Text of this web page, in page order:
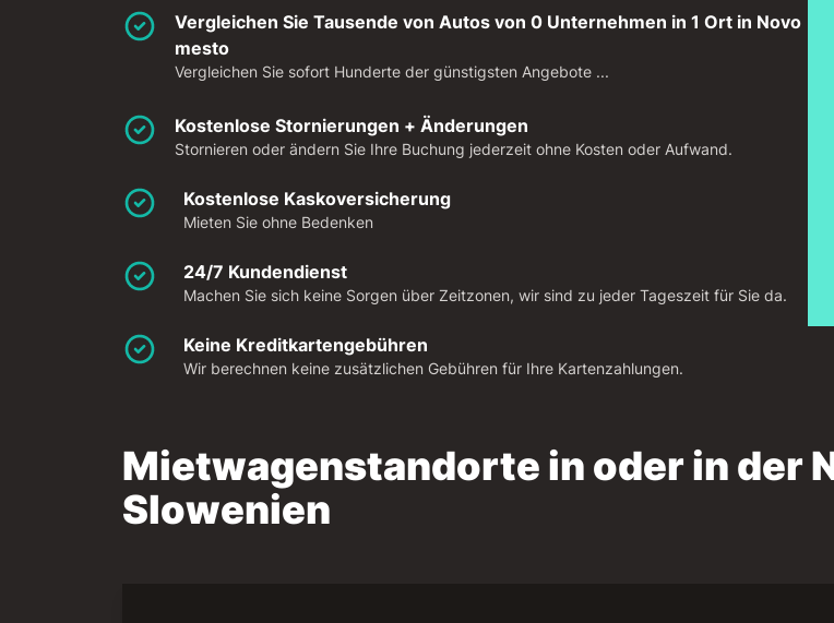
Vergleichen Sie Tausende von Autos von 0 Unternehmen in 1 Ort in Novo
mesto
Vergleichen Sie sofort Hunderte der günstigsten Angebote ...
Kostenlose Stornierungen + Änderungen
Stornieren oder ändern Sie Ihre Buchung jederzeit ohne Kosten oder Aufwand.
Kostenlose Kaskoversicherung
Mieten Sie ohne Bedenken
24/7 Kundendienst
Machen Sie sich keine Sorgen über Zeitzonen, wir sind zu jeder Tageszeit für Sie da.
Keine Kreditkartengebühren
Wir berechnen keine zusätzlichen Gebühren für Ihre Kartenzahlungen.
Mietwagenstandorte in oder in der
Slowenien